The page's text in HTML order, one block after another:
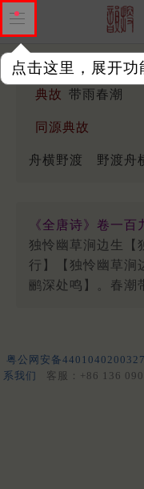
点击这里，展开功
典故 带雨春潮
同源典故
舟横野渡 野渡舟
《全唐诗》卷一百
独怜幽草涧边生【
行】【独怜幽草涧
鹂深处鸣】。春潮
粤公网安备
系我们
客服：+86 136